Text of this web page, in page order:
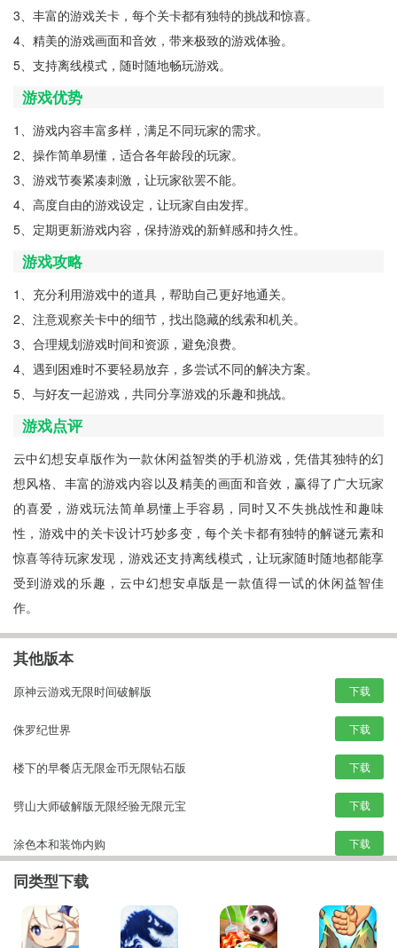
3、丰富的游戏关卡，每个关卡都有独特的挑战和惊喜。
4、精美的游戏画面和音效，带来极致的游戏体验。
5、支持离线模式，随时随地畅玩游戏。
游戏优势
1、游戏内容丰富多样，满足不同玩家的需求。
2、操作简单易懂，适合各年龄段的玩家。
3、游戏节奏紧凑刺激，让玩家欲罢不能。
4、高度自由的游戏设定，让玩家自由发挥。
5、定期更新游戏内容，保持游戏的新鲜感和持久性。
游戏攻略
1、充分利用游戏中的道具，帮助自己更好地通关。
2、注意观察关卡中的细节，找出隐藏的线索和机关。
3、合理规划游戏时间和资源，避免浪费。
4、遇到困难时不要轻易放弃，多尝试不同的解决方案。
5、与好友一起游戏，共同分享游戏的乐趣和挑战。
游戏点评
云中幻想安卓版作为一款休闲益智类的手机游戏，凭借其独特的幻
想风格、丰富的游戏内容以及精美的画面和音效，赢得了广大玩家
的喜爱，游戏玩法简单易懂上手容易，同时又不失挑战性和趣味
性，游戏中的关卡设计巧妙多变，每个关卡都有独特的解谜元素和
惊喜等待玩家发现，游戏还支持离线模式，让玩家随时随地都能享
受到游戏的乐趣，云中幻想安卓版是一款值得一试的休闲益智佳
作。
其他版本
原神云游戏无限时间破解版 下载
侏罗纪世界 下载
楼下的早餐店无限金币无限钻石版 下载
劈山大师破解版无限经验无限元宝 下载
涂色本和装饰内购 下载
电影制片厂物语无限金币
慕容三国手机版下载 下载
同类型下载